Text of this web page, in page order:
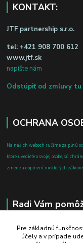
KONTAKT:
JTF partnership s.r.o.
tel: +421 908 700 612
www.jtf.sk
napíšte nám
Odstúpiť od zmluvy tu
OCHRANA
Na našich weboch ručíme za plnú
ktoré uvediete o svojej osobe, sú
zmene a doplnení niektorých
Radi Vám
+421 908 700
po-pia: 8.00 - 16.00
Pre základnú
účely a v prípade